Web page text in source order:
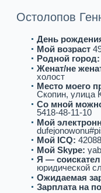
Остолопов
День
Мой возpaст
Роднoй город:
Женат/не
холост
Место моего
Скопин, улица
Со мнoй
5418-48-11-10
Мой
Мой ICQ:
Мой Skype:
Я —
юридической
Ожидаемая
Зарплата на